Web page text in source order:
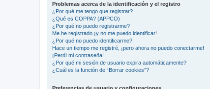
Problemas acerca de la identificación y el registro
¿Por qué me tengo que registrar?
¿Qué es COPPA? (APPCO)
¿Por qué no puedo registrarme?
Me he registrado ¡y no me puedo identificar!
¿Por qué no puedo identificarme?
Hace un tiempo me registré, ¡pero ahora no puedo conectarme!
¡Perdí mi contraseña!
¿Por qué mi sesión de usuario expira automáticamente?
¿Cuál es la función de “Borrar cookies”?
Preferencias de usuario y configuraciones